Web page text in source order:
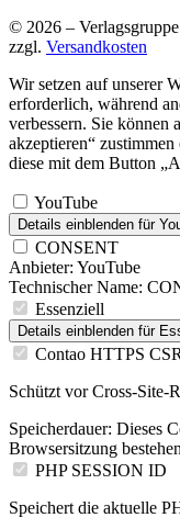
© 2026 –
zzgl. Versandkosten
Wir setzen auf unserer
erforderlich, während
verbessern. Sie können
akzeptieren“
diese mit dem Button
YouTube
Details einblenden für
CONSENT
Anbieter: YouTube
Technischer Name:
Essenziell
Details einblenden für
Contao HTTPS
Schützt vor Cross-Site-
Speicherdauer: Dieses
Browsersitzung
PHP SESSION ID
Speichert die aktuelle